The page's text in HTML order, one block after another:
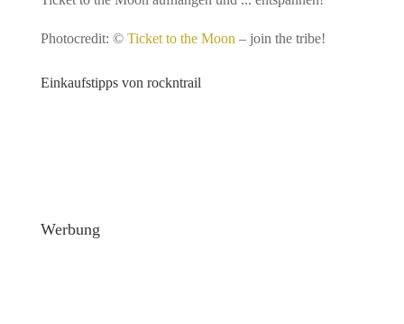
Photocredit: © Ticket to the Moon – join the tribe!
Einkaufstipps von rockntrail
Werbung